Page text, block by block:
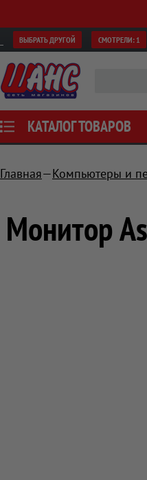
ВЫБРАТЬ ДРУГОЙ СМОТРЕЛИ: 1
КАТАЛОГ ТОВАРОВ
Главная Компьютеры и
Монитор